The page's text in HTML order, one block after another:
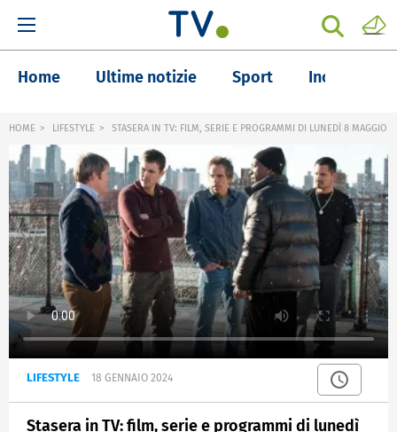
Home Ultime notizie Sport Inchieste
HOME LIFESTYLE STASERA IN TV: FILM, SERIE E PROGRAMMI DI LUNEDÌ 8 MAGGIO
LIFESTYLE 18 GENNAIO 2024
Stasera in TV: film, serie e programmi di lunedì